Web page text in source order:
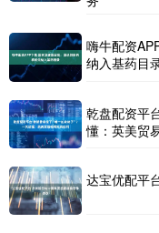
嗨牛配资
纳入基药目
乾盘配资平
懂：英美贸
达宝优配平